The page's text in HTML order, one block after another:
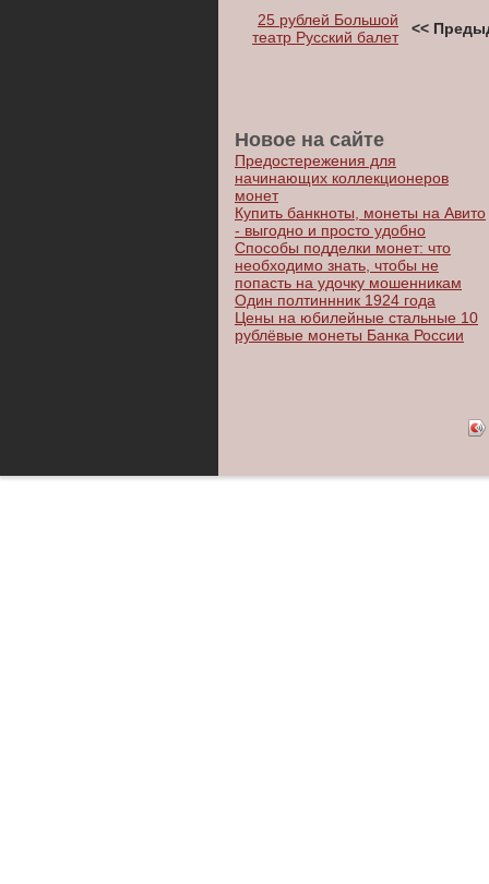
25 рублей Большой
театр Русский балет
<<
Новое на сайте
Предостережения для
начинающих коллекционеров
монет
Купить банкноты, монеты на Авито
- выгодно и просто удобно
Способы подделки монет: что
необходимо знать, чтобы не
попасть на удочку мошенникам
Один полтиннник 1924 года
Цены на юбилейные стальные 10
рублёвые монеты Банка России